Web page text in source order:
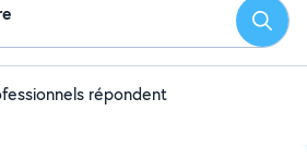
répondent